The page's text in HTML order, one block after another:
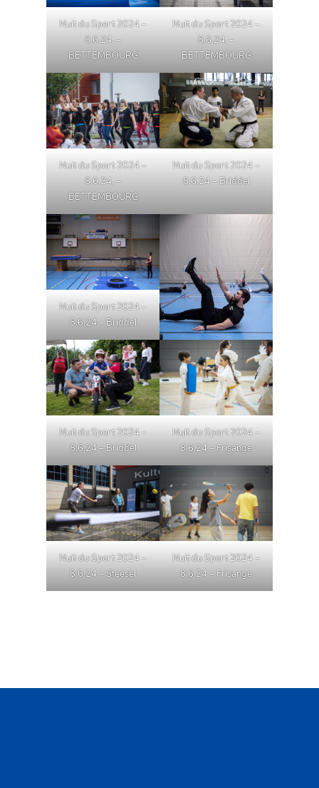
Nuit du Sport 2024 –
8.6.24. –
BETTEMBOURG
Nuit du Sport 2024 –
8.6.24. –
BETTEMBOURG
Nuit du Sport 2024 –
8.6.24. –
BETTEMBOURG
Nuit du Sport 2024 –
8.6.24 – Briddel
Nuit du Sport 2024 –
8.6.24 – Briddel
Nuit du Sport 2024 –
8.6.24 – Briddel
Nuit du Sport 2024 –
8.6.24 – Frisange
Nuit du Sport 2024 –
8.6.24 – Steesel
Nuit du Sport 2024 –
8.6.24 – Frisange